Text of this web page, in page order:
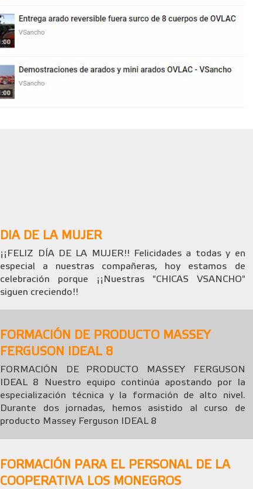
DIA DE LA MUJER
¡¡FELIZ DÍA DE LA MUJER!! Felicidades a todas y en
especial a nuestras compañeras, hoy estamos de
celebración porque ¡¡Nuestras "CHICAS VSANCHO"
siguen creciendo!!
FORMACIÓN DE PRODUCTO MASSEY
FERGUSON IDEAL 8
FORMACIÓN DE PRODUCTO MASSEY FERGUSON
IDEAL 8 Nuestro equipo continúa apostando por la
especialización técnica y la formación de alto nivel.
Durante dos jornadas, hemos asistido al curso de
producto Massey Ferguson IDEAL 8
FORMACIÓN PARA EL PERSONAL DE LA
COOPERATIVA LOS MONEGROS